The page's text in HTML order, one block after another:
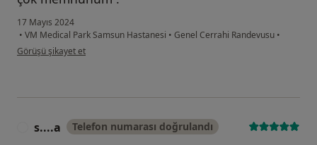
17 Mayıs 2024
• VM Medical Park Samsun Hastanesi • Genel Cerrahi Randevusu •
kullanıcının görüşüne göre ve...a
Görüşü şikayet et
s....a Telefon numarası doğrulandı